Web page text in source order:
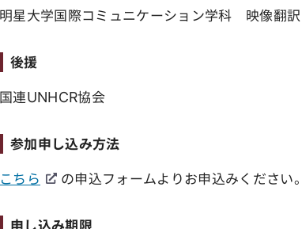
明星大学国際コミュニケーション学科 映像翻訳
後援
国連UNHCR協会
参加申し込み方法
こちら の申込フォームよりお申込みください。
申し込み期限